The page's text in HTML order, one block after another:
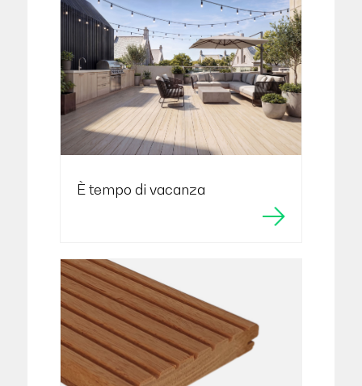
È tempo di vacanza